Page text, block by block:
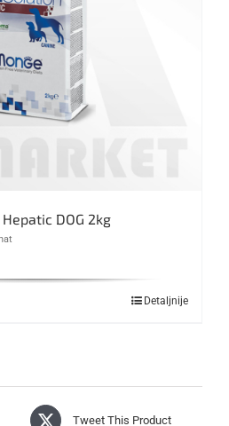
DOG 2kg
Detaljnije
Tweet This Product